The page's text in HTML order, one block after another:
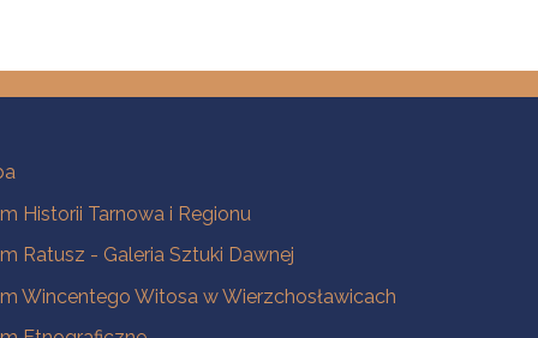
Historii Tarnowa i Regionu
Ratusz - Galeria Sztuki Dawnej
Wincentego Witosa w Wierzchosławicach